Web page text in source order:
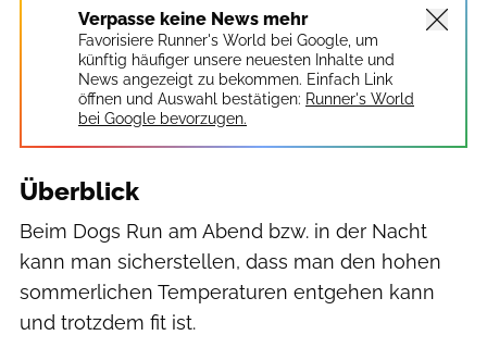
Verpasse keine News mehr
Favorisiere Runner's World bei Google, um
künftig häufiger unsere neuesten Inhalte und
News angezeigt zu bekommen. Einfach Link
öffnen und Auswahl bestätigen: Runner's World
bei Google bevorzugen.
Überblick
Beim Dogs Run am Abend bzw. in der Nacht
kann man sicherstellen, dass man den hohen
sommerlichen Temperaturen entgehen kann
und trotzdem fit ist.